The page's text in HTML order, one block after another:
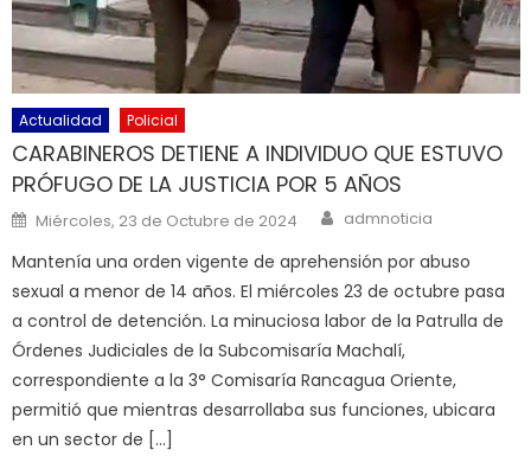
Actualidad Policial
CARABINEROS DETIENE A INDIVIDUO QUE ESTUVO
PRÓFUGO DE LA JUSTICIA POR 5 AÑOS
Posted on
Miércoles, 23 de Octubre de 2024 Author
admnoticia
Mantenía una orden vigente de aprehensión por abuso
sexual a menor de 14 años. El miércoles 23 de octubre pasa
a control de detención. La minuciosa labor de la Patrulla de
Órdenes Judiciales de la Subcomisaría Machalí,
correspondiente a la 3° Comisaría Rancagua Oriente,
permitió que mientras desarrollaba sus funciones, ubicara
en un sector de […]